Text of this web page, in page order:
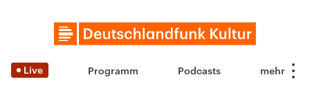
Live Programm Podcasts